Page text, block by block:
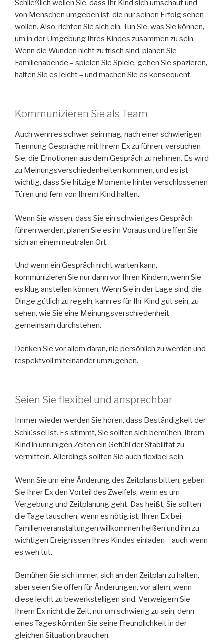
Schließlich wollen Sie, dass Ihr Kind sich umschaut und
von Menschen umgeben ist, die nur seinen Erfolg sehen
wollen. Also, richten Sie sich ein. Tun Sie, was Sie können,
um in der Umgebung Ihres Kindes zusammen zu sein.
Wenn die Wunden nicht zu frisch sind, planen Sie
Familienabende – spielen Sie Spiele, gehen Sie spazieren,
halten Sie es leicht – und machen Sie es konsequent.
Kommunizieren Sie als Team
Auch wenn es schwer sein mag, nach einer schwierigen
Trennung Gespräche mit Ihrem Ex zu führen, versuchen
Sie, die Emotionen aus dem Gespräch zu nehmen. Es wird
zu Meinungsverschiedenheiten kommen, und es ist
wichtig, dass Sie hitzige Momente hinter verschlossenen
Türen und fern von Ihrem Kind halten.
Wenn Sie wissen, dass Sie ein schwieriges Gespräch
führen werden, planen Sie es im Voraus und treffen Sie
sich an einem neutralen Ort.
Und wenn ein Gespräch nicht warten kann,
kommunizieren Sie nur dann vor Ihren Kindern, wenn Sie
es klug anstellen können. Wenn Sie in der Lage sind, die
Dinge gütlich zu regeln, kann es für Ihr Kind gut sein, zu
sehen, wie Sie eine Meinungsverschiedenheit
gemeinsam durchstehen.
Denken Sie vor allem daran, nie persönlich zu werden und
respektvoll miteinander umzugehen.
Seien Sie flexibel und ansprechbar
Immer wieder werden Sie hören, dass Beständigkeit der
Schlüssel ist. Es stimmt, Sie sollten sich bemühen, Ihrem
Kind in unruhigen Zeiten ein Gefühl der Stabilität zu
vermitteln. Allerdings sollten Sie auch flexibel sein.
Wenn Sie um eine Änderung des Zeitplans bitten, geben
Sie Ihrer Ex den Vorteil des Zweifels, wenn es um
Vergebung und Zeitplanung geht. Das heißt, Sie sollten
die Tage tauschen, wenn es nötig ist, Ihren Ex bei
Familienveranstaltungen willkommen heißen und ihn zu
wichtigen Ereignissen Ihres Kindes einladen – auch wenn
es weh tut.
Bemühen Sie sich immer, sich an den Zeitplan zu halten,
aber seien Sie offen für Änderungen, vor allem, wenn
diese leicht zu bewerkstelligen sind. Verweigern Sie
Ihrem Ex nicht die Zeit, nur um schwierig zu sein, denn
eines Tages könnten Sie seine Freundlichkeit in der
gleichen Situation brauchen.